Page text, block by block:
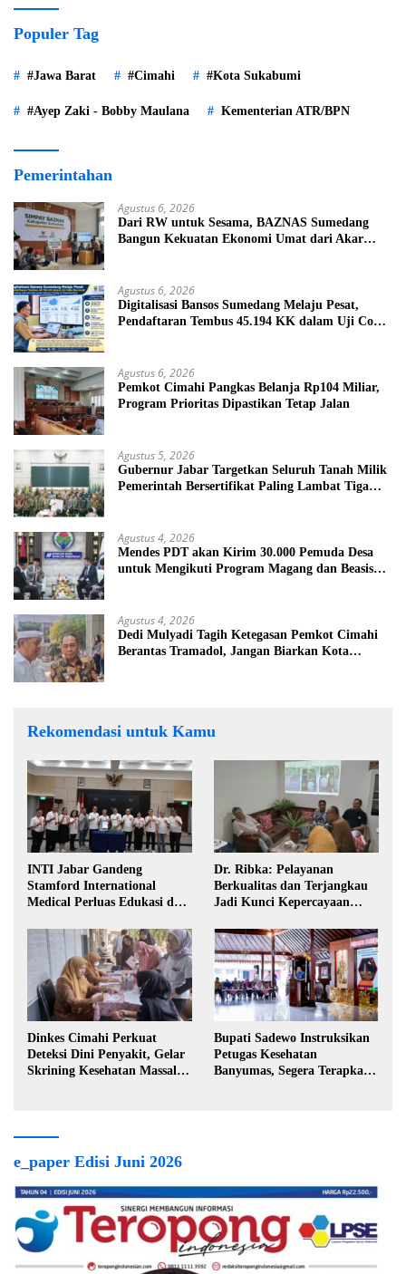
Populer Tag
#Jawa Barat #Cimahi #Kota Sukabumi
#Ayep Zaki - Bobby Maulana Kementerian ATR/BPN
Pemerintahan
Agustus 6, 2026
Dari RW untuk Sesama, BAZNAS Sumedang
Bangun Kekuatan Ekonomi Umat dari Akar
Agustus 6, 2026
Digitalisasi Bansos Sumedang Melaju Pesat,
Pendaftaran Tembus 45.194 KK dalam Uji Coba
Agustus 6, 2026
Pemkot Cimahi Pangkas Belanja Rp104 Miliar,
Program Prioritas Dipastikan Tetap Jalan
Agustus 5, 2026
Gubernur Jabar Targetkan Seluruh Tanah Milik
Pemerintah Bersertifikat Paling Lambat Tiga
Agustus 4, 2026
Mendes PDT akan Kirim 30.000 Pemuda Desa
untuk Mengikuti Program Magang dan Beasiswa
Agustus 4, 2026
Dedi Mulyadi Tagih Ketegasan Pemkot Cimahi
Berantas Tramadol, Jangan Biarkan Kota
Rekomendasi untuk Kamu
INTI Jabar Gandeng
Stamford International
Medical Perluas Edukasi dan
Dr. Ribka: Pelayanan
Berkualitas dan Terjangkau
Jadi Kunci Kepercayaan
Dinkes Cimahi Perkuat
Deteksi Dini Penyakit, Gelar
Skrining Kesehatan Massal di
Bupati Sadewo Instruksikan
Petugas Kesehatan
Banyumas, Segera Terapkan
e_paper Edisi Juni 2026